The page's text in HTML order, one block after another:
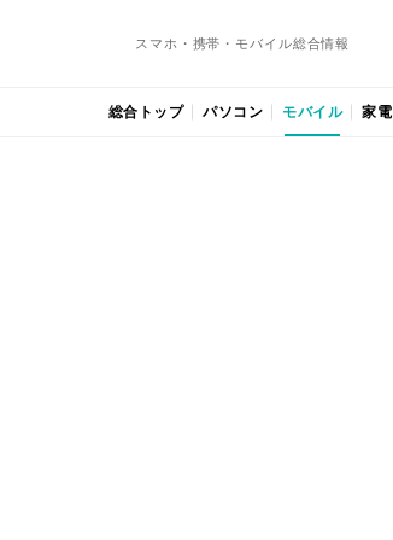
スマホ・携帯・モバイル総合情報
総合トップ パソコン モバイル 家電